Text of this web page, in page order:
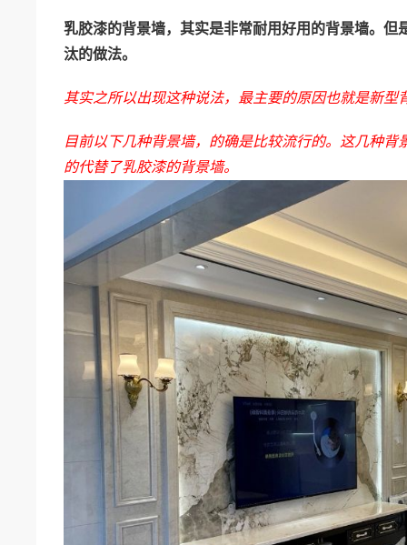
乳胶漆的背景墙，其实是非常耐用好用的背景墙。但
汰的做法。
其实之所以出现这种说法，最主要的原因也就是新型
目前以下几种背景墙，的确是比较流行的。这几种背
的代替了乳胶漆的背景墙。